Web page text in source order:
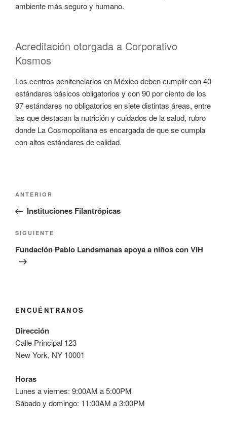
ambiente más seguro y humano.
Acreditación otorgada a Corporativo
Kosmos
Los centros penitenciarios en México deben cumplir con 40
estándares básicos obligatorios y con 90 por ciento de los
97 estándares no obligatorios en siete distintas áreas, entre
las que destacan la nutrición y cuidados de la salud, rubro
donde La Cosmopolitana es encargada de que se cumpla
con altos estándares de calidad.
Navegación
entradas
Entrada
anterior:
ANTERIOR
Instituciones Filantrópicas
Siguiente
entrada
SIGUIENTE
Fundación Pablo Landsmanas apoya a niños con VIH
ENCUÉNTRANOS
Dirección
Calle Principal 123
New York, NY 10001
Horas
Lunes a viernes: 9:00AM a 5:00PM
Sábado y domingo: 11:00AM a 3:00PM